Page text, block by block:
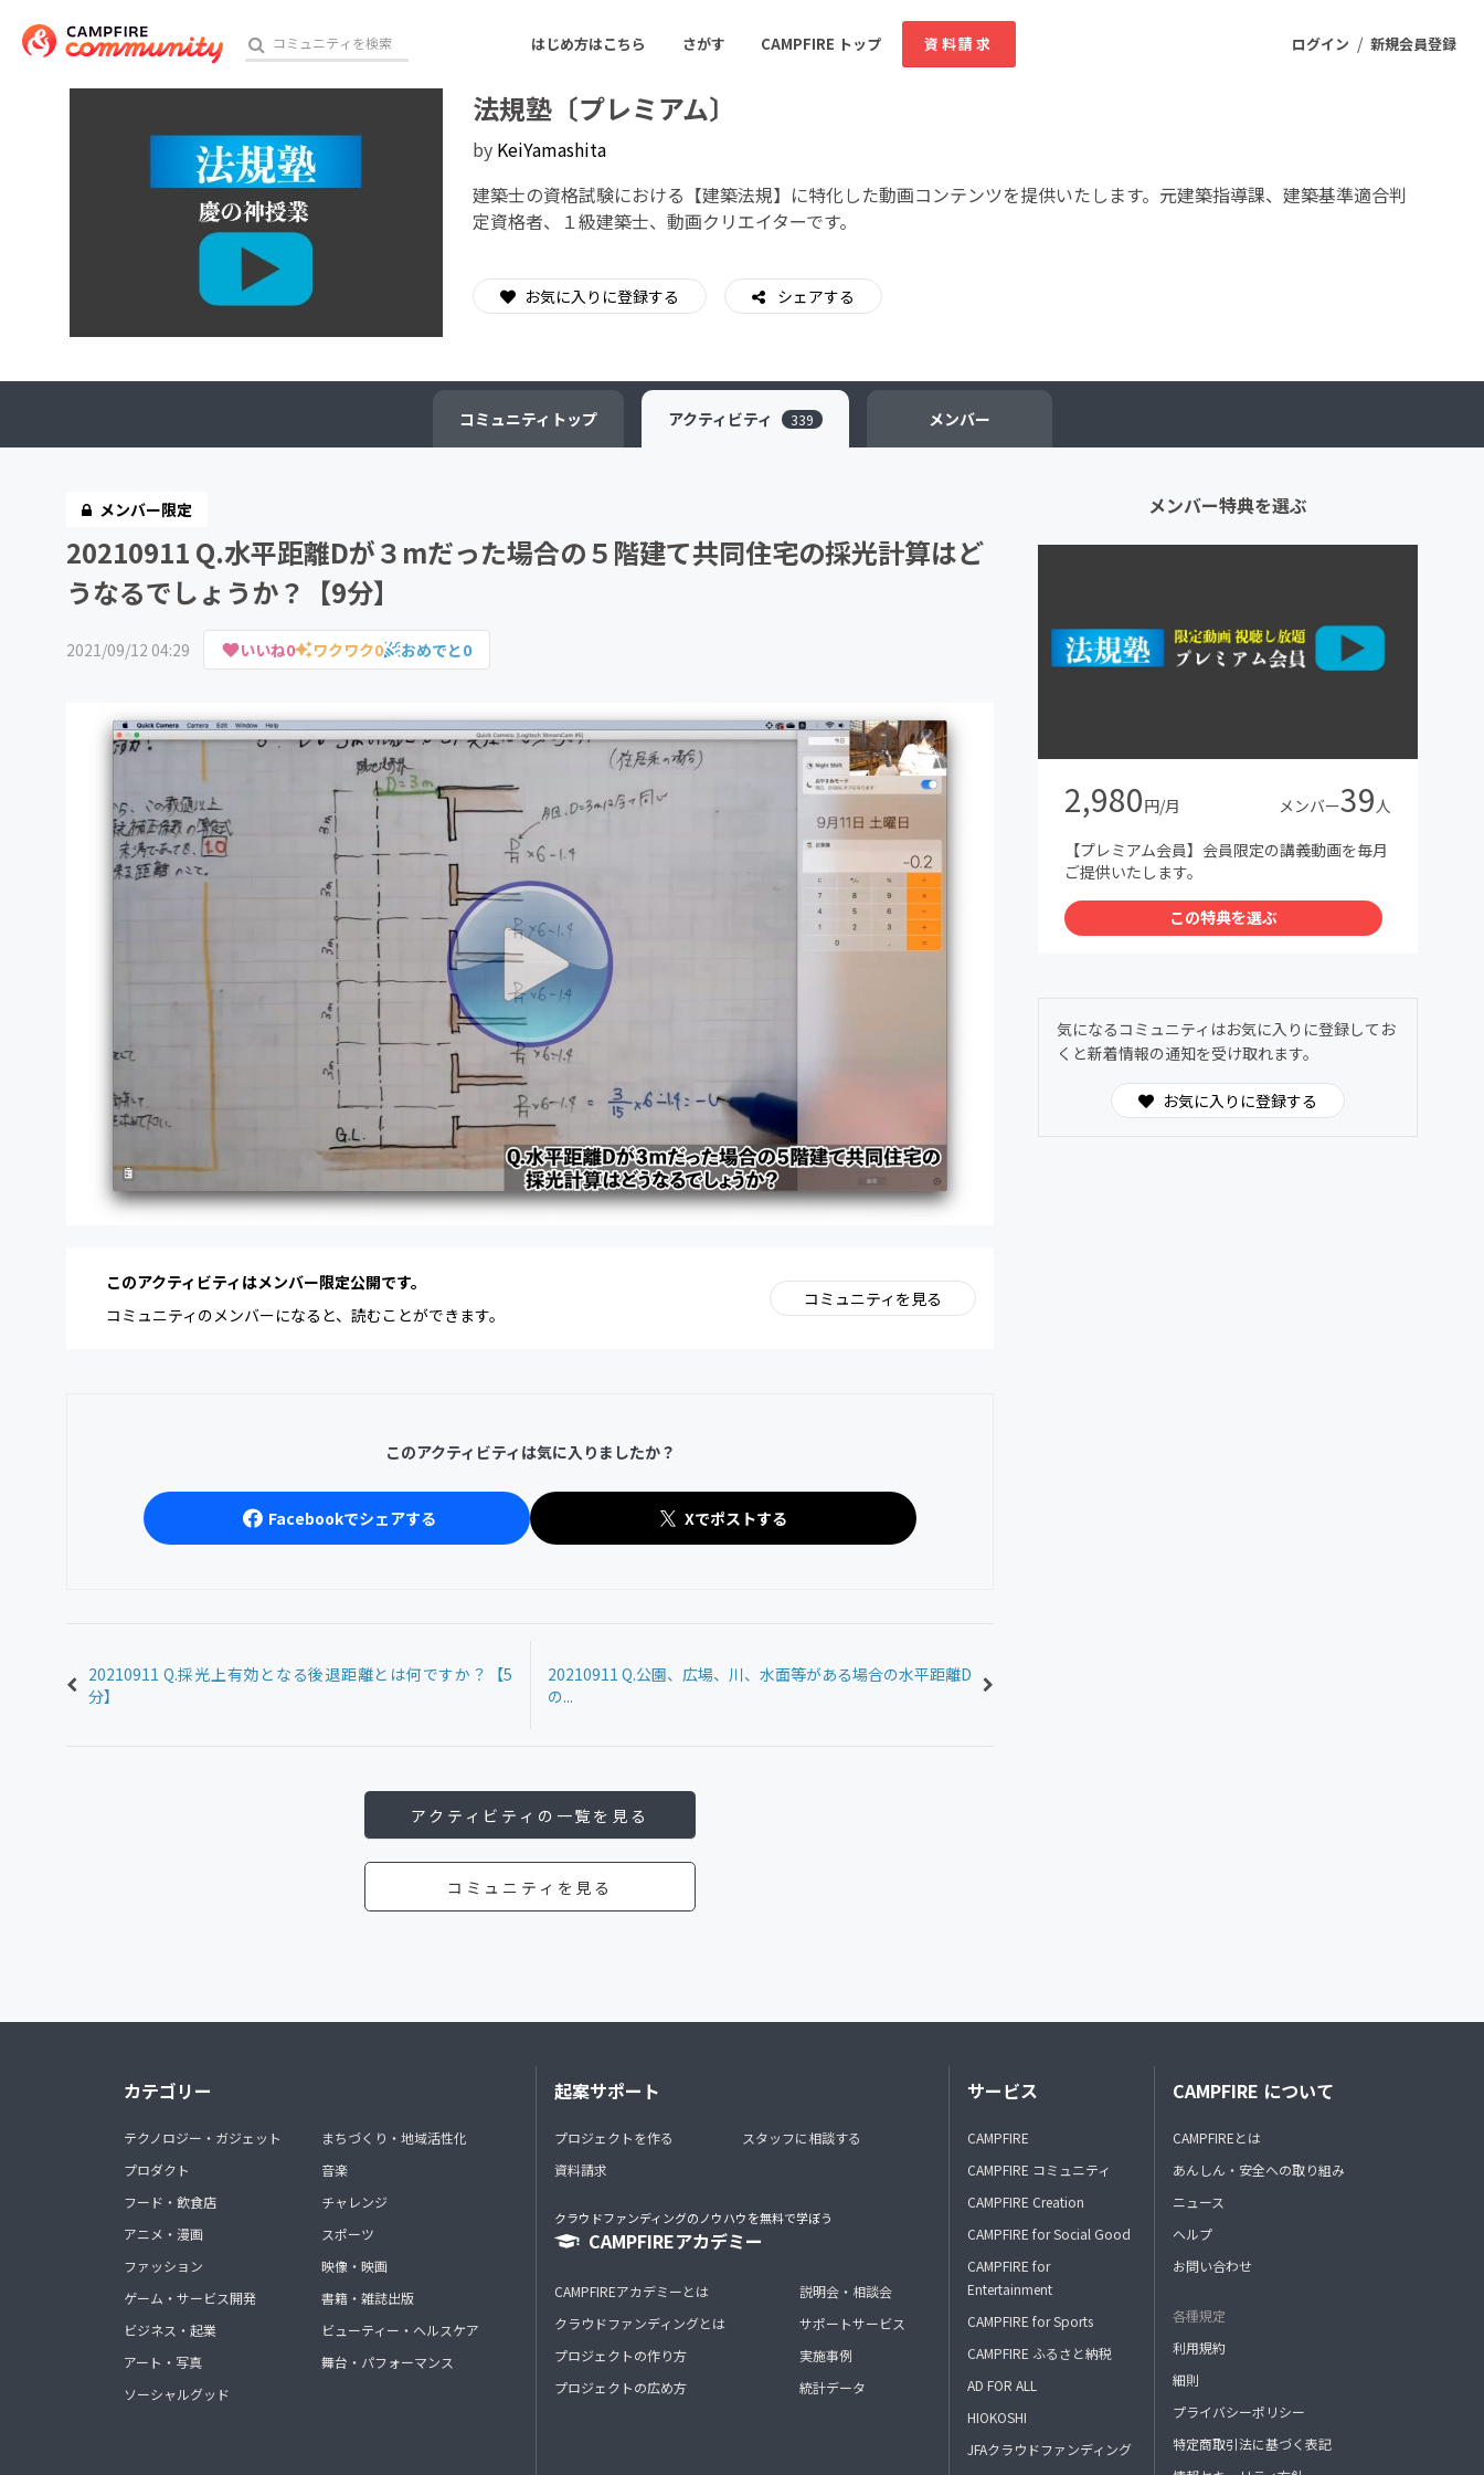
ログイン / 新規会員登録
はじめ方はこちら さがす CAMPFIRE トップ 資料請求
おすすめのコミュニティ 人気のコミュニティ 新着のコミュニティ
アート・写真
テクノロジー・ガジェット
ゲーム・サービス開発 フード・飲食店
ソーシャルグッド ビューティー・ヘルスケア
チャレンジ
法規塾〔プレミアム〕
by KeiYamashita
建築士の資格試験における【建築法規】に特化した動画コンテンツを提供いたします。元建築指導課、建築基準適合判
定資格者、１級建築士、動画クリエイターです。
お気に入りに登録する シェアする
コミュニティ トップ アクティビティ 339 メンバー
メンバー限定
20210911 Q.水平距離Dが３mだった場合の５階建て共同住宅の採光計算はど
うなるでしょうか？【9分】
2021/09/12 04:29 いいね0 ワクワク0 おめでと0
このアクティビティはメンバー限定公開です。
コミュニティのメンバーになると、読むことができます。
コミュニティを見る
このアクティビティは気に入りましたか？
Facebookでシェアする Xでポストする
20210911 Q.採光上有効となる後退距離とは何ですか？【5
分】
20210911 Q.公園、広場、川、水面等がある場合の水平距離D
の...
アクティビティの一覧を見る
コミュニティを見る
メンバー特典を選ぶ
2,980円/月 メンバー39 人
【プレミアム会員】会員限定の講義動画を毎月
ご提供いたします。
この特典を選ぶ
気になるコミュニティはお気に入りに登録してお
くと新着情報の通知を受け取れます。
お気に入りに登録する
カテゴリー
テクノロジー・ガジェット
プロダクト
フード・飲食店
アニメ・漫画
ファッション
ゲーム・サービス開発
ビジネス・起業
アート・写真
ソーシャルグッド
まちづくり・地域活性化
音楽
チャレンジ
スポーツ
映像・映画
書籍・雑誌出版
ビューティー・ヘルスケア
舞台・パフォーマンス
起案サポート
プロジェクトを作る
資料請求
スタッフに相談する
クラウドファンディングのノウハウを無料で学ぼう
CAMPFIREアカデミー
CAMPFIREアカデミーとは
クラウドファンディングとは
プロジェクトの作り方
プロジェクトの広め方
説明会・相談会
サポートサービス
実施事例
統計データ
サービス
CAMPFIRE
CAMPFIRE コミュニティ
CAMPFIRE Creation
CAMPFIRE for Social Good
CAMPFIRE for
Entertainment
CAMPFIRE for Sports
CAMPFIRE ふるさと納税
AD FOR ALL
HIOKOSHI
JFAクラウドファンディング
CAMPFIRE について
CAMPFIREとは
あんしん・安全への取り組み
ニュース
ヘルプ
お問い合わせ
各種規定
利用規約
細則
プライバシーポリシー
特定商取引法に基づく表記